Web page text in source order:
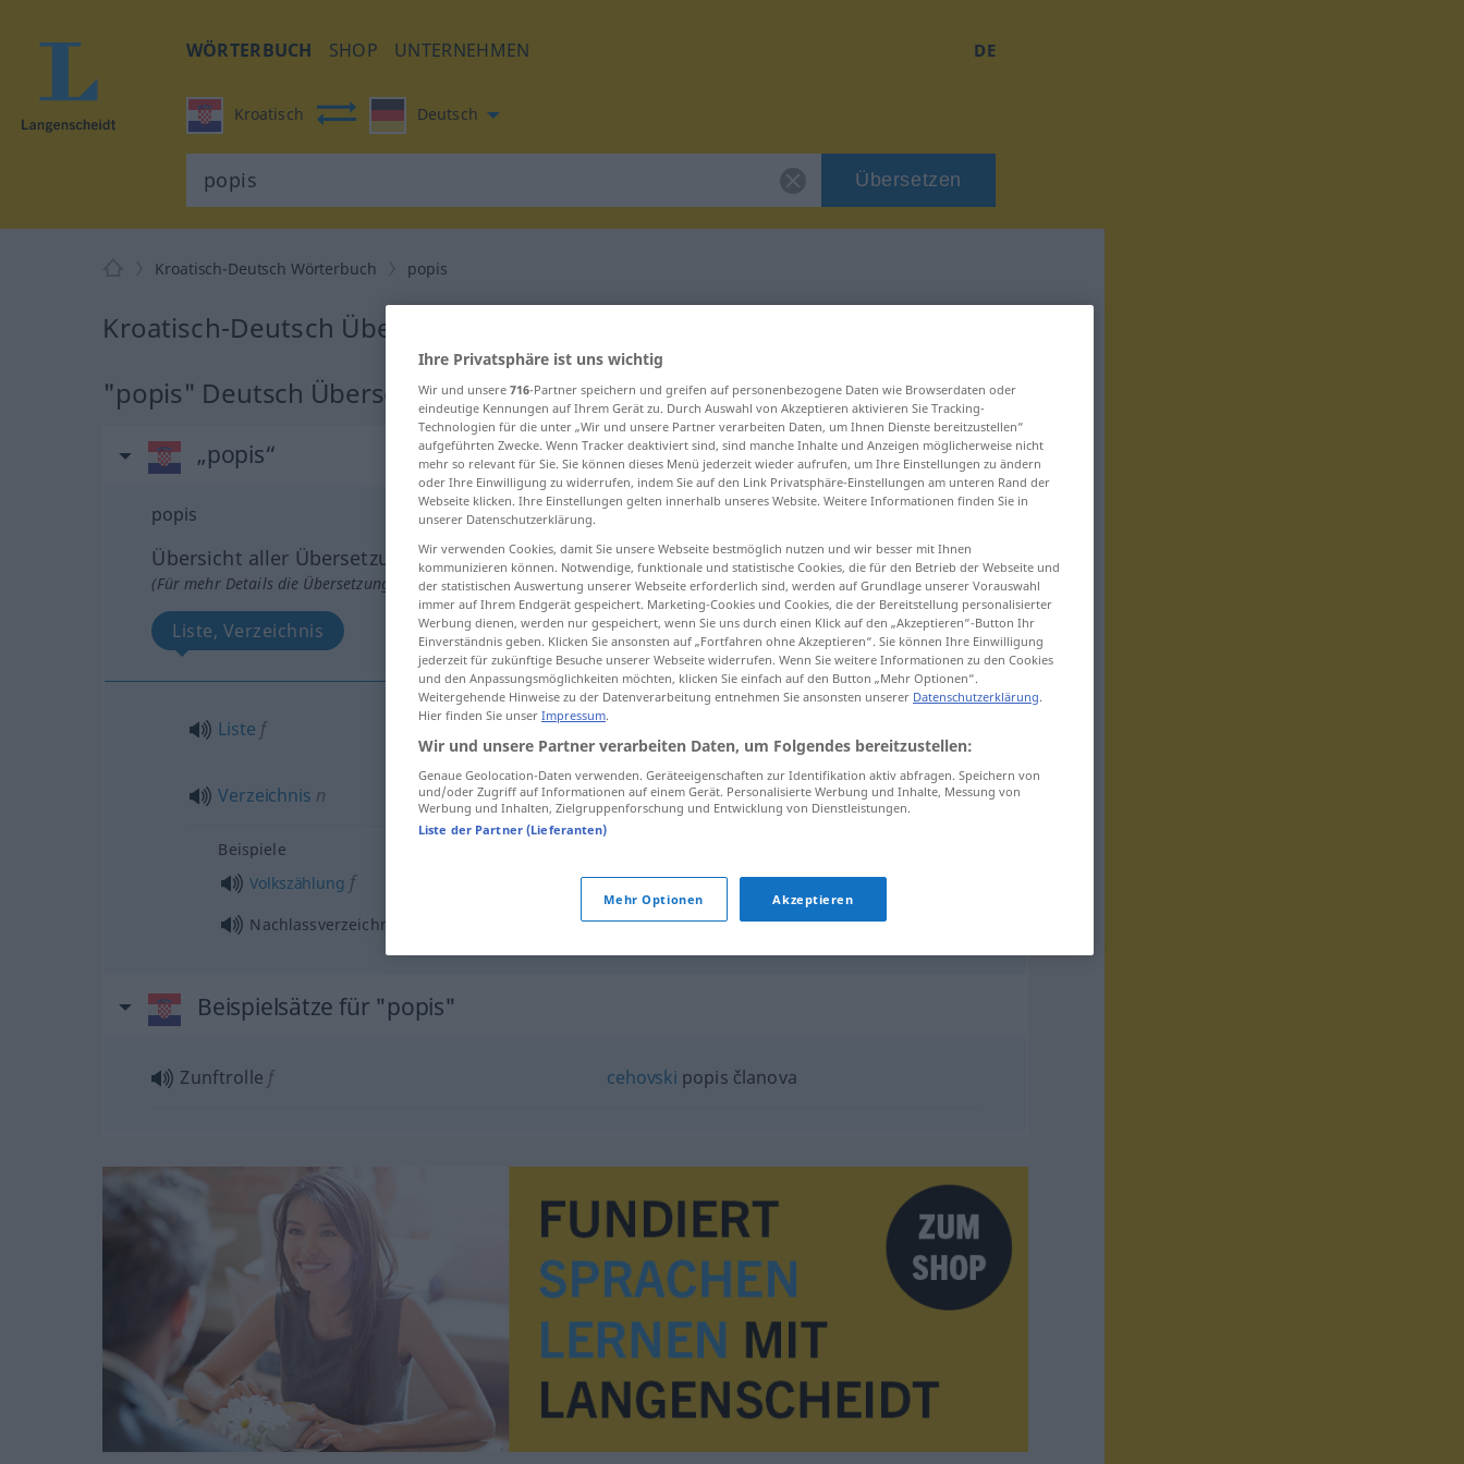
WÖRTERBUCH SHOP UNTERNEHMEN DE
Kroatisch Deutsch
Übersetzen
Kroatisch-Deutsch Wörterbuch popis
Kroatisch-Deutsch Übersetzung für "popis"
"popis" Deutsch Übersetzung
„popis“
popis
Übersicht aller Übersetzungen
(Für mehr Details die Übersetzung anklicken/antippen)
Liste, Verzeichnis
Liste f
Verzeichnis n popis
Beispiele
Volkszählung f popis stanovništvaodpučanstva
Nachlassverzeichnis
popis zaostavštine
Beispielsätze für "popis"
Zunftrolle f cehovski popis članova
Ihre Privatsphäre ist uns wichtig
Wir und unsere 716-Partner speichern und greifen auf personenbezogene Daten wie Browserdaten oder
eindeutige Kennungen auf Ihrem Gerät zu. Durch Auswahl von Akzeptieren aktivieren Sie Tracking-
Technologien für die unter „Wir und unsere Partner verarbeiten Daten, um Ihnen Dienste bereitzustellen“
aufgeführten Zwecke. Wenn Tracker deaktiviert sind, sind manche Inhalte und Anzeigen möglicherweise nicht
mehr so relevant für Sie. Sie können dieses Menü jederzeit wieder aufrufen, um Ihre Einstellungen zu ändern
oder Ihre Einwilligung zu widerrufen, indem Sie auf den Link Privatsphäre-Einstellungen am unteren Rand der
Webseite klicken. Ihre Einstellungen gelten innerhalb unseres Website. Weitere Informationen finden Sie in
unserer Datenschutzerklärung.
Wir verwenden Cookies, damit Sie unsere Webseite bestmöglich nutzen und wir besser mit Ihnen
kommunizieren können. Notwendige, funktionale und statistische Cookies, die für den Betrieb der Webseite und
der statistischen Auswertung unserer Webseite erforderlich sind, werden auf Grundlage unserer Vorauswahl
immer auf Ihrem Endgerät gespeichert. Marketing-Cookies und Cookies, die der Bereitstellung personalisierter
Werbung dienen, werden nur gespeichert, wenn Sie uns durch einen Klick auf den „Akzeptieren“-Button Ihr
Einverständnis geben. Klicken Sie ansonsten auf „Fortfahren ohne Akzeptieren“. Sie können Ihre Einwilligung
jederzeit für zukünftige Besuche unserer Webseite widerrufen. Wenn Sie weitere Informationen zu den Cookies
und den Anpassungsmöglichkeiten möchten, klicken Sie einfach auf den Button „Mehr Optionen“.
Weitergehende Hinweise zu der Datenverarbeitung entnehmen Sie ansonsten unserer Datenschutzerklärung.
Hier finden Sie unser Impressum.
Wir und unsere Partner verarbeiten Daten, um Folgendes bereitzustellen:
Genaue Geolocation-Daten verwenden. Geräteeigenschaften zur Identifikation aktiv abfragen. Speichern von
und/oder Zugriff auf Informationen auf einem Gerät. Personalisierte Werbung und Inhalte, Messung von
Werbung und Inhalten, Zielgruppenforschung und Entwicklung von Dienstleistungen.
Liste der Partner (Lieferanten)
Mehr Optionen Akzeptieren